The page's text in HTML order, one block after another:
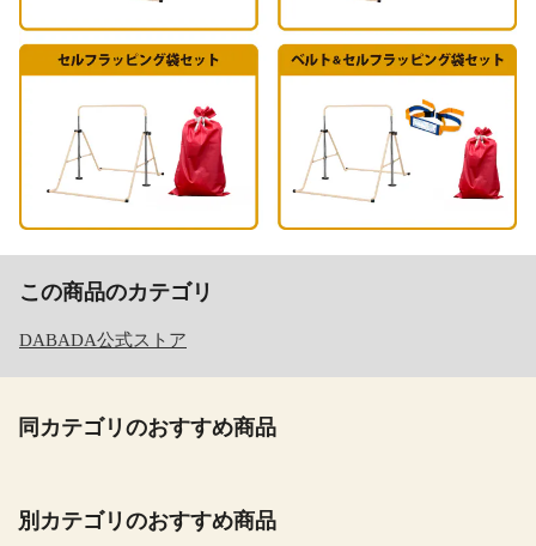
この商品のカテゴリ
DABADA公式ストア
同カテゴリのおすすめ商品
別カテゴリのおすすめ商品